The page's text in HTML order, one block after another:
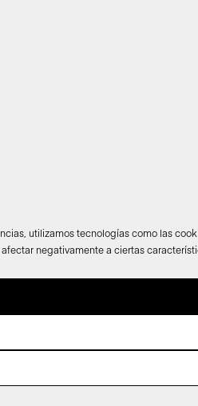
utilizamos tecnologías como las
negativamente a ciertas